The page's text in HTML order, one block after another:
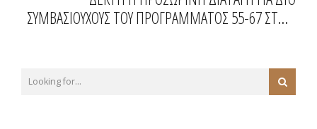
ΣΥΜΒΑΣΙΟΥΧΟΥΣ ΤΟΥ ΠΡΟΓΡΑΜΜΑΤΟΣ 55-67 ΣΤΗΝ